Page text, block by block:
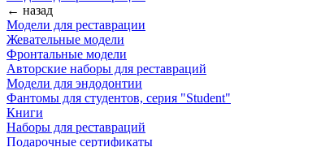
← назад
Модели для реставрации
Жевательные модели
Фронтальные модели
Авторские наборы для реставраций
Модели для эндодонтии
Фантомы для студентов, серия "Student"
Книги
Наборы для реставраций
Подарочные сертификаты